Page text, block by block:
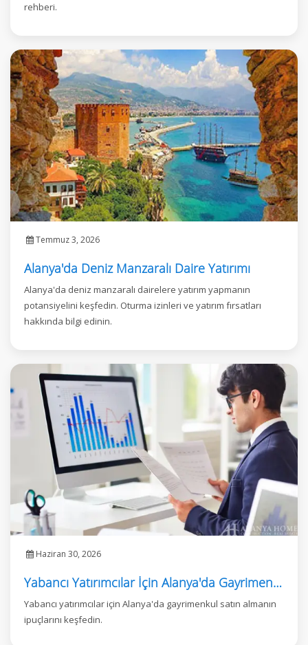
rehberi.
Temmuz 3, 2026
Alanya'da Deniz Manzaralı Daire Yatırımı
Alanya'da deniz manzaralı dairelere yatırım yapmanın
potansiyelini keşfedin. Oturma izinleri ve yatırım fırsatları
hakkında bilgi edinin.
Haziran 30, 2026
Yabancı Yatırımcılar İçin Alanya'da Gayrimenkul Satın Alma Rehberi
Yabancı yatırımcılar için Alanya'da gayrimenkul satın almanın
ipuçlarını keşfedin.